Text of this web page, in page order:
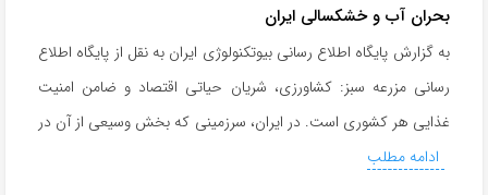
بحران آب و خشکسالی ایران
به گزارش پایگاه اطلاع رسانی بیوتکنولوژی ایران به نقل از پایگاه اطلاع
رسانی مزرعه سبز: کشاورزی، شریان حیاتی اقتصاد و ضامن امنیت
غذایی هر کشوری است. در ایران، سرزمینی که بخش وسیعی از آن در
ادامه مطلب